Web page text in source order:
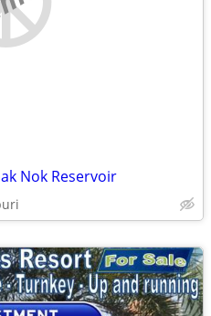
Nok Reservoir